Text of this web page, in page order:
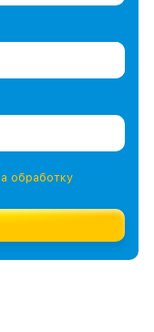
обработку